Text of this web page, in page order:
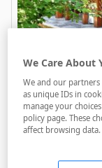
We Care About
We and our partners
as unique IDs in
manage your
policy page. These
affect browsing data.